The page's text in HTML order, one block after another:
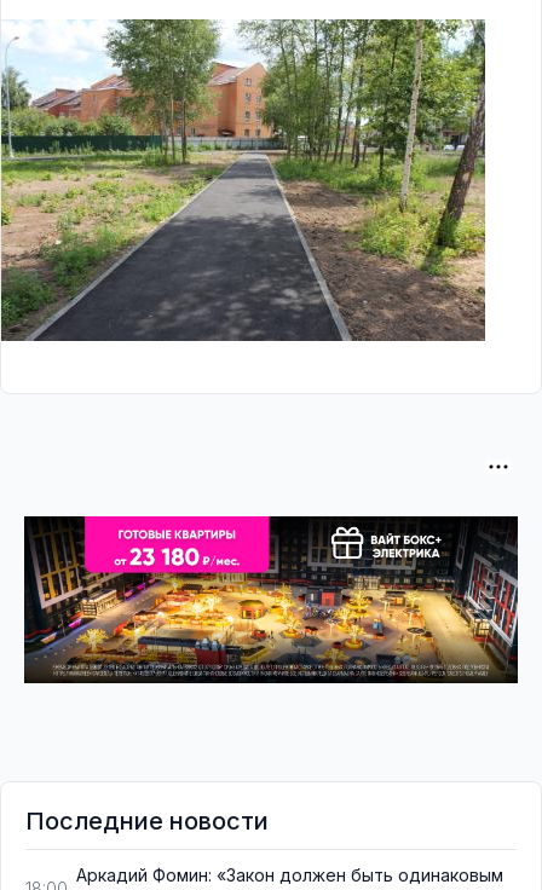
Последние новости
Аркадий Фомин: «Закон должен быть одинаковым